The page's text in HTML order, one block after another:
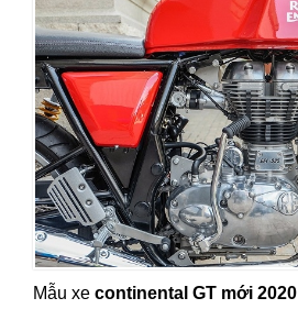
Mẫu xe continental GT mới 2020